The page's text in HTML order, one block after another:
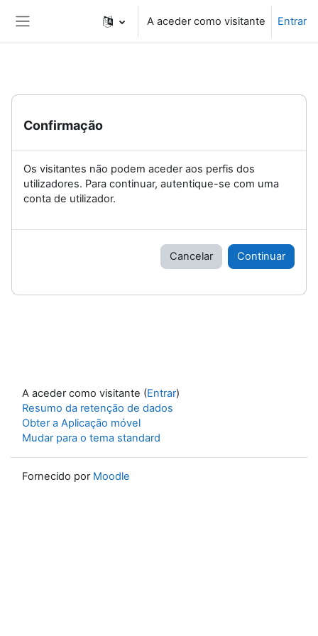
A aceder como visitante Entrar
Confirmação
Os visitantes não podem aceder aos perfis dos
utilizadores. Para continuar, autentique-se com uma
conta de utilizador.
Cancelar Continuar
A aceder como visitante (Entrar)
Resumo da retenção de dados
Obter a Aplicação móvel
Mudar para o tema standard
Fornecido por Moodle